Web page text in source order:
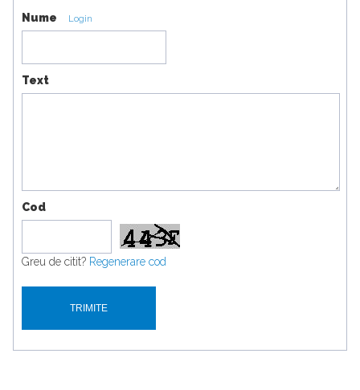
Nume Login
Text
Cod
Greu de citit? Regenerare cod